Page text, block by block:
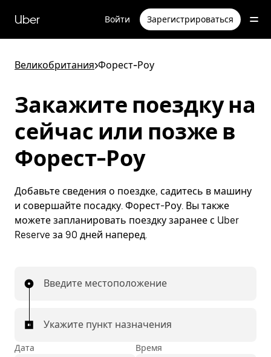
перейти
к
содержимому
Uber Войти Зарегистрироваться
Великобритания>Форест-Роу
Закажите поездку на
сейчас или позже в
Форест-Роу
Добавьте сведения о поездке, садитесь в машину
и совершайте посадку. Форест-Роу. Вы также
можете запланировать поездку заранее с Uber
Reserve за 90 дней наперед.
Введите местоположение
Укажите пункт назначения
Дата Время